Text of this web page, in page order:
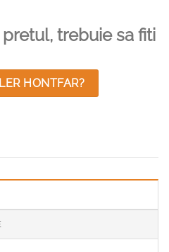
trebuie sa fiti
HONTFAR?